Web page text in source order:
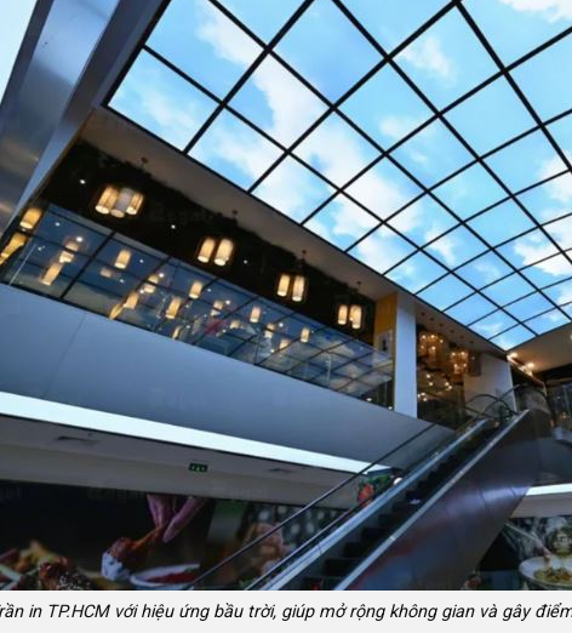
in TP.HCM với hiệu ứng bầu trời, giúp mở rộng không gian và gây